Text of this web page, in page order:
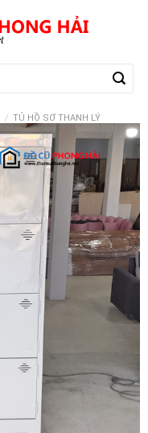
/ TỦ HỒ SƠ THANH LÝ